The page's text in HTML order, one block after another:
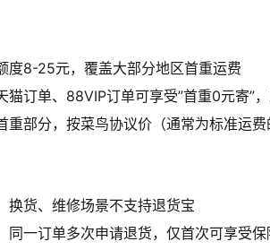
度8-25元，覆盖大部分地区首重运费
猫订单、88VIP订单可享受”首重0元寄”
重部分，按菜鸟协议价（通常为标准运
换货、维修场景不支持退货宝
同一订单多次申请退货，仅首次可享受保